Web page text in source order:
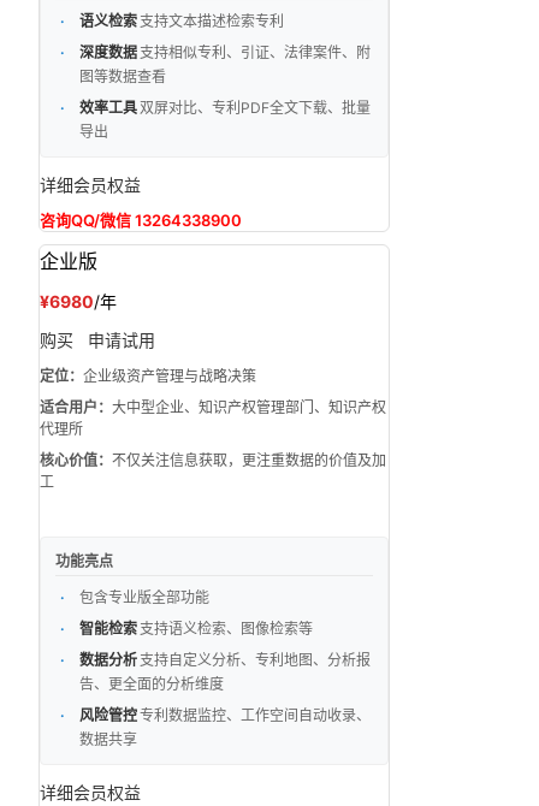
语义检索 支持文本描述检索专利
深度数据 支持相似专利、引证、法律案件、附
图等数据查看
效率工具双屏对比、专利PDF全文下载、批量
导出
详细会员权益
咨询QQ/微信 13264338900
企业版
¥6980/年
购买
申请试用
定位： 企业级资产管理与战略决策
适合用户： 大中型企业、知识产权管理部门、知识产权
代理所
核心价值： 不仅关注信息获取，更注重数据的价值及加
工
功能亮点
包含专业版全部功能
智能检索 支持语义检索、图像检索等
数据分析 支持自定义分析、专利地图、分析报
告、更全面的分析维度
风险管控专利数据监控、工作空间自动收录、
数据共享
详细会员权益